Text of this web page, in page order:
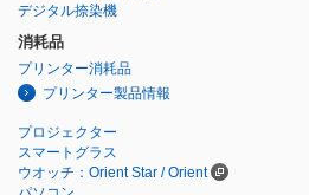
デジタル捺染機
消耗品
プリンター消耗品
プリンター製品情報
プロジェクター
スマートグラス
ウオッチ：Orient Star / Orient